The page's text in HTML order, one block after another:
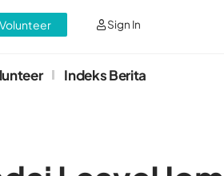
Sign In
Indeks Berita